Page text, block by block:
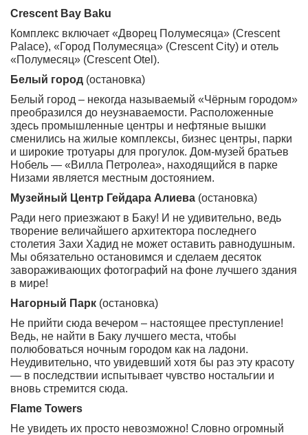
Crescent Bay Baku
Комплекс включает «Дворец Полумесяца» (Crescent
Palace), «Город Полумесяца» (Crescent City) и отель
«Полумесяц» (Crescent Otel).
Белый город (остановка)
Белый город – некогда называемый «Чёрным городом»
преобразился до неузнаваемости. Расположенные
здесь промышленные центры и нефтяные вышки
сменились на жилые комплексы, бизнес центры, парки
и широкие тротуары для прогулок. Дом-музей братьев
Нобель — «Вилла Петролеа», находящийся в парке
Низами является местным достоянием.
Музейный Центр Гейдара Алиева (остановка)
Ради него приезжают в Баку! И не удивительно, ведь
творение величайшего архитектора последнего
столетия Захи Хадид не может оставить равнодушным.
Мы обязательно остановимся и сделаем десяток
завораживающих фотографий на фоне лучшего здания
в мире!
Нагорный Парк (остановка)
Не прийти сюда вечером – настоящее преступление!
Ведь, не найти в Баку лучшего места, чтобы
полюбоваться ночным городом как на ладони.
Неудивительно, что увидевший хотя бы раз эту красоту
— в последствии испытывает чувство ностальгии и
вновь стремится сюда.
Flame Towers
Не увидеть их просто невозможно! Словно огромный